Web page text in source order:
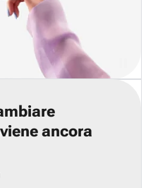
ancora